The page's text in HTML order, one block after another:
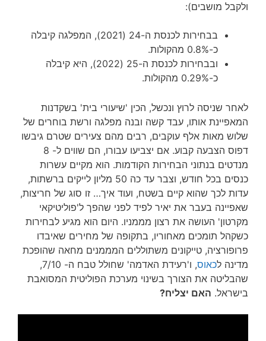
ולקבל מושבים):
בבחירות לכנסת ה-24 (2021), המפלגה קיבלה
כ-0.8% מהקולות.
ובבחירות לכנסת ה-25 (2022), היא קיבלה
כ-0.29% מהקולות.
לאחר שניסה לרוץ ונכשל, הכין 'שיעורי בית' בשקדנות
המאפיינת אותו, עבד קשה ובנה מפלגה ורשת בוחרים של
שלוש מאות אלף עוקבים, רבים מהם צעירים שטרם גיבשו
דפוס הצבעה קבוע. אם יצביעו עבורו, הם שווים ל- 8
מנדטים בנתוני הבחירות הקודמות. הוא מקיים עשרות
כנסים בכל חודש, וצבר עד כה 50 מליון לייקים ברשתות,
עדות לכך שהוא קיים בשטח, ועוד איך… זו סוג של חריצות,
שאפיינה בעבר את יאיר לפיד לפני שהפך ל'פוליטיקאי
מקרטון' העושה את רצון מממניו. היום הוא מגיע לבחירות
כשקהל תומכים מאחוריו, בתקופה של מחירים שאיבדו
פרופורציה, טייקונים משתוללים המממנים מחאה שהופכת
מדינה לכאוס
, ו'רעידת האדמה' שחולל טבח ה- 7/10,
שהבליטה את הצורך בשינוי מערכת הפוליטית המסואבת
בישראל. האם יצליח?